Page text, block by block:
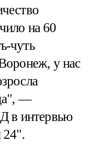
на 60
чуть
у нас
—
в интервью
24".